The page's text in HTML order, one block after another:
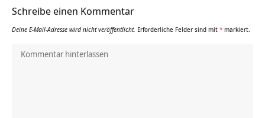
Schreibe einen Kommentar
Deine E-Mail-Adresse wird nicht veröffentlicht. Erforderliche Felder sind mit * markiert.